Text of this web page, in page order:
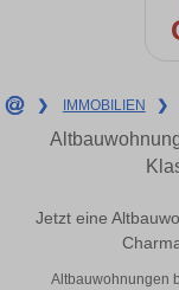
❯ IMMOBILIEN ❯
Jetzt eine
Altbauwohnungen